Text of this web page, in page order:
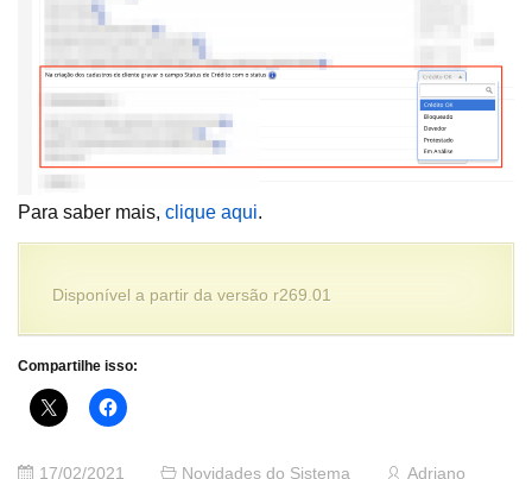
Para saber mais, clique aqui.
Disponível a partir da versão r269.01
Compartilhe isso:
17/02/2021 Novidades do Sistema Adriano